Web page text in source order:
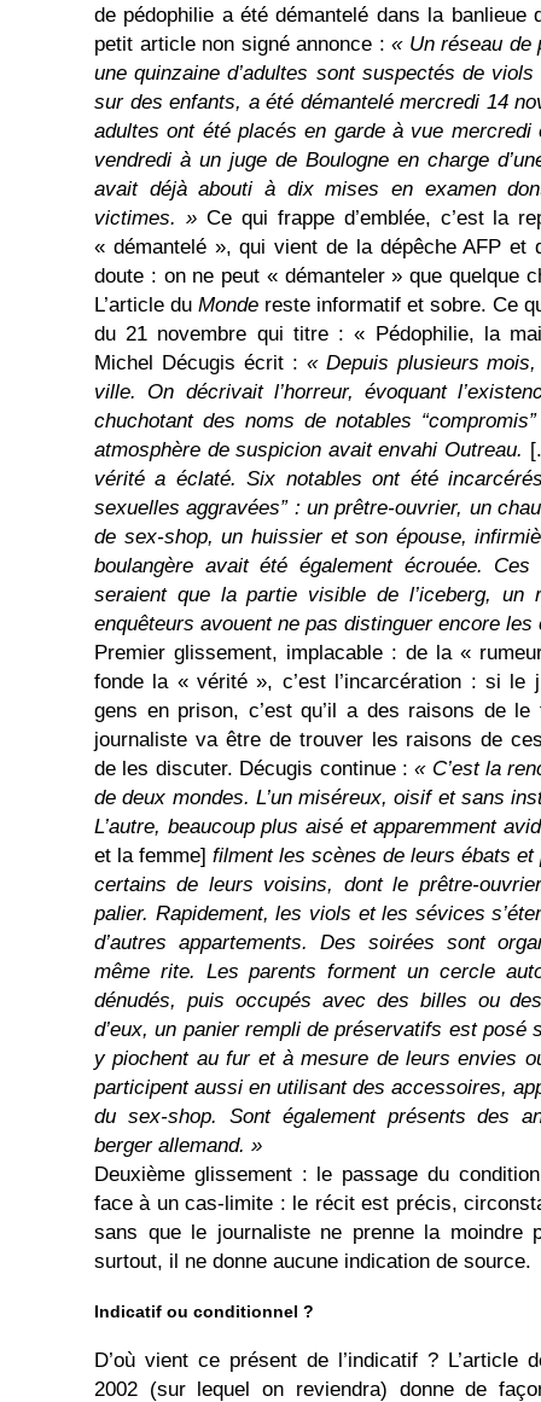
de pédophilie a été démantelé dans la banlieue
petit article non signé annonce :« Un réseau de
une quinzaine d’adultes sont suspectés de
sur des enfants, a été démantelé mercredi 14
adultes ont été placés en garde à vue mercredi
vendredi à un juge de Boulogne en charge
avait déjà abouti à dix mises en examen
victimes. »Ce qui frappe d’emblée, c’est la
« démantelé », qui vient de la dépêche AFP et
doute : on ne peut « démanteler » que quelque
L’article du Monde reste informatif et sobre. Ce
du 21 novembre qui titre : « Pédophilie, la
Michel Décugis écrit : « Depuis plusieurs
ville. On décrivait l’horreur, évoquant
chuchotant des noms de notables
atmosphère de suspicion avait envahi Outreau.
vérité a éclaté. Six notables ont été
sexuelles aggravées” : un prêtre-ouvrier, un
de sex-shop, un huissier et son épouse,
boulangère avait été également écrouée.
seraient que la partie visible de l’iceberg, un
enquêteurs avouent ne pas distinguer encore les
Premier glissement, implacable : de la «
fonde la « vérité », c’est l’incarcération : si le
gens en prison, c’est qu’il a des raisons de
journaliste va être de trouver les raisons de
de les discuter. Décugis continue :« C’est la
de deux mondes. L’un miséreux, oisif et sans
L’autre, beaucoup plus aisé et apparemment
et la femme] filment les scènes de leurs ébats
certains de leurs voisins, dont le prêtre-
palier. Rapidement, les viols et les sévices
d’autres appartements. Des soirées sont
même rite. Les parents forment un cercle
dénudés, puis occupés avec des billes ou
d’eux, un panier rempli de préservatifs est posé
y piochent au fur et à mesure de leurs envies
participent aussi en utilisant des accessoires,
du sex-shop. Sont également présents des
berger allemand. »
Deuxième glissement : le passage du
face à un cas-limite : le récit est précis,
sans que le journaliste ne prenne la moindre
surtout, il ne donne aucune indication de source.
Indicatif ou conditionnel ?
D’où vient ce présent de l’indicatif ? L’article
2002 (sur lequel on reviendra) donne de